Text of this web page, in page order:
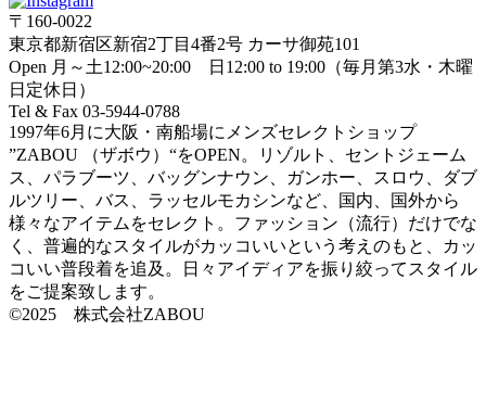
〒160-0022
東京都新宿区新宿2丁目4番2号 カーサ御苑101
Open 月～土12:00~20:00 日12:00 to 19:00（毎月第3水・木曜
日定休日）
Tel & Fax 03-5944-0788
1997年6月に大阪・南船場にメンズセレクトショップ
”ZABOU （ザボウ）“をOPEN。リゾルト、セントジェーム
ス、パラブーツ、バッグンナウン、ガンホー、スロウ、ダブ
ルツリー、バス、ラッセルモカシンなど、国内、国外から
様々なアイテムをセレクト。ファッション（流行）だけでな
く、普遍的なスタイルがカッコいいという考えのもと、カッ
コいい普段着を追及。日々アイディアを振り絞ってスタイル
をご提案致します。
©2025 株式会社ZABOU